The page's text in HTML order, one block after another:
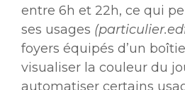
entre 6h et 22h, ce qui
ses usages (
foyers équipés d’un
visualiser la couleur du
automatiser certains